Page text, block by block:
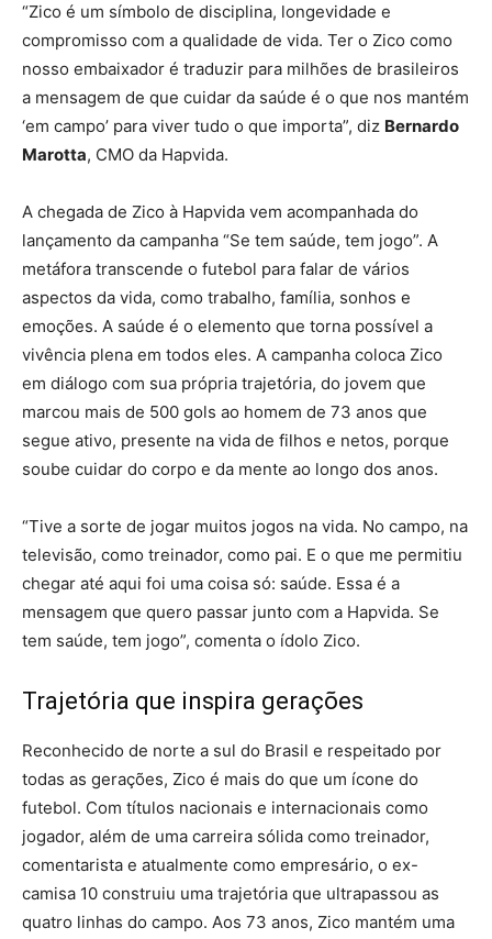
“Zico é um símbolo de disciplina, longevidade e
compromisso com a qualidade de vida. Ter o Zico como
nosso embaixador é traduzir para milhões de brasileiros
a mensagem de que cuidar da saúde é o que nos mantém
‘em campo’ para viver tudo o que importa”, diz Bernardo
Marotta, CMO da Hapvida.
A chegada de Zico à Hapvida vem acompanhada do
lançamento da campanha “Se tem saúde, tem jogo”. A
metáfora transcende o futebol para falar de vários
aspectos da vida, como trabalho, família, sonhos e
emoções. A saúde é o elemento que torna possível a
vivência plena em todos eles. A campanha coloca Zico
em diálogo com sua própria trajetória, do jovem que
marcou mais de 500 gols ao homem de 73 anos que
segue ativo, presente na vida de filhos e netos, porque
soube cuidar do corpo e da mente ao longo dos anos.
“Tive a sorte de jogar muitos jogos na vida. No campo, na
televisão, como treinador, como pai. E o que me permitiu
chegar até aqui foi uma coisa só: saúde. Essa é a
mensagem que quero passar junto com a Hapvida. Se
tem saúde, tem jogo”, comenta o ídolo Zico.
Trajetória que inspira gerações
Reconhecido de norte a sul do Brasil e respeitado por
todas as gerações, Zico é mais do que um ícone do
futebol. Com títulos nacionais e internacionais como
jogador, além de uma carreira sólida como treinador,
comentarista e atualmente como empresário, o ex-
camisa 10 construiu uma trajetória que ultrapassou as
quatro linhas do campo. Aos 73 anos, Zico mantém uma